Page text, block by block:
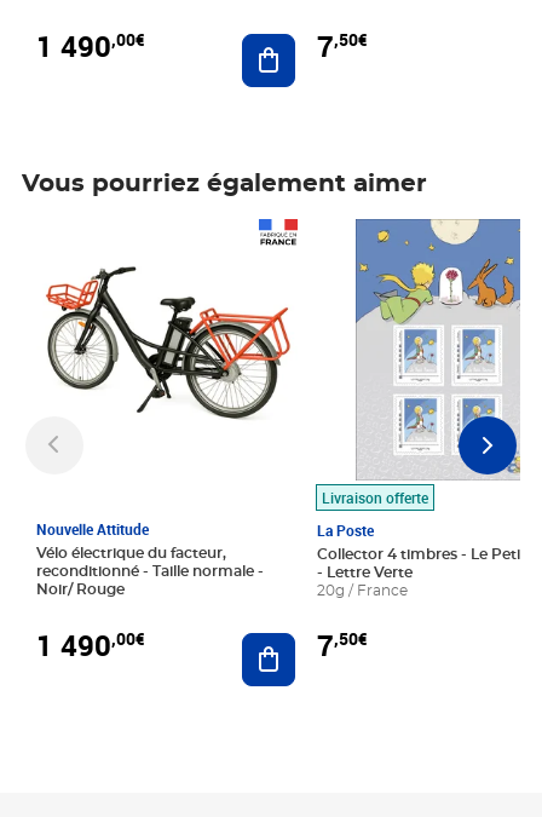
1 490,00€ Ajouter au panier
7,50€
Vous pourriez également aimer
Nouvelle Attitude
Vélo électrique du facteur,
reconditionné - Taille normale -
Noir/ Rouge
1 490,00€ Ajouter au panier
Livraison offerte
La Poste
Collector 4 timbres - Le Petit
- Lettre Verte
20g / France
7,50€
Prix 7,50€